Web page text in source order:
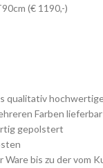
(€ 1190,-)
qualitativ
Farben lieferbar
gepolstert
Ware bis zu der vom